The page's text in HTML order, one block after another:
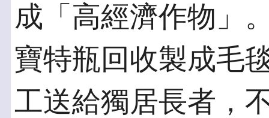
成「高經濟作物」
寶特瓶回收製成毛
工送給獨居長者，